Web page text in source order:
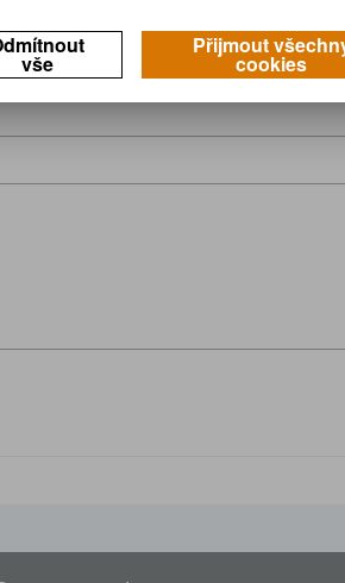
vše
Přijmout
cookies